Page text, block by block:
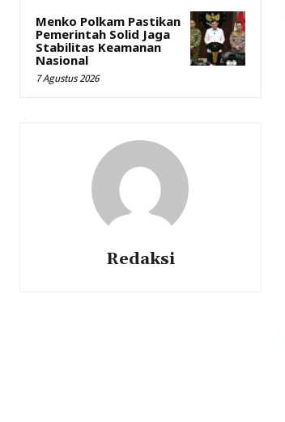
Menko Polkam Pastikan
Pemerintah Solid Jaga
Stabilitas Keamanan
Nasional
7 Agustus 2026
Redaksi